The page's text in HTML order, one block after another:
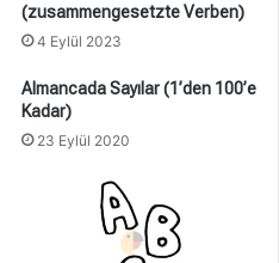
(zusammengesetzte Verben)
4 Eylül 2023
Almancada Sayılar (1’den 100’e
Kadar)
23 Eylül 2020